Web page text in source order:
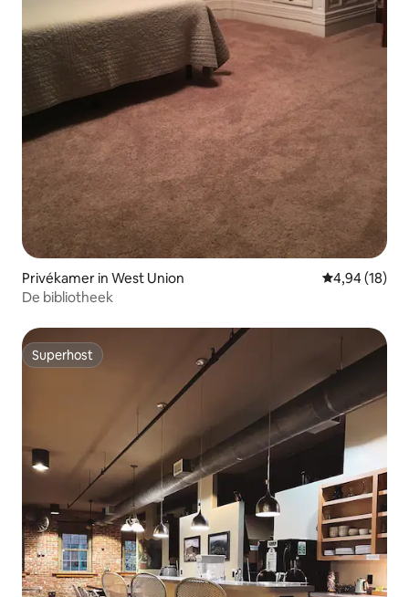
Privékamer in West Union Gemiddelde
4,94 (18)
De bibliotheek
Superhost
Superhost